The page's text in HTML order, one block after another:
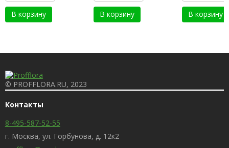
В корзину В корзину В корзину
© PROFFLORA.RU, 2023
Контакты
8-495-587-52-55
г. Москва, ул. Горбунова, д. 12к2